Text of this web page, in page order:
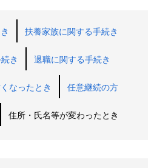
扶養家族に関する手続き
き 退職に関する手続き
なったとき 任意継続の方
住所・氏名等が変わったとき